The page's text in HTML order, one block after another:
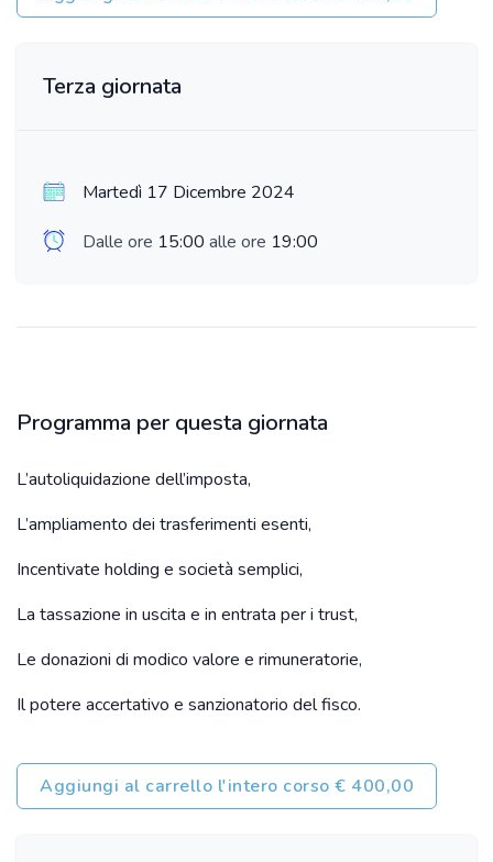
Terza giornata
Martedì 17 Dicembre 2024
Dalle ore 15:00 alle ore 19:00
Programma per questa giornata
L’autoliquidazione dell’imposta,
L’ampliamento dei trasferimenti esenti,
Incentivate holding e società semplici,
La tassazione in uscita e in entrata per i trust,
Le donazioni di modico valore e rimuneratorie,
Il potere accertativo e sanzionatorio del fisco.
Aggiungi al carrello l'intero corso € 400,00